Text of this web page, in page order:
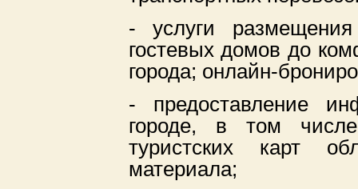
- услуги
гостевых домов до
города; онлайн-
- предоставление
городе, в том числе
туристских карт
материала;